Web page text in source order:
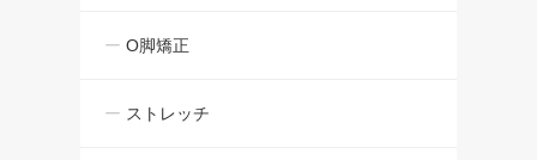
O脚矯正
ストレッチ